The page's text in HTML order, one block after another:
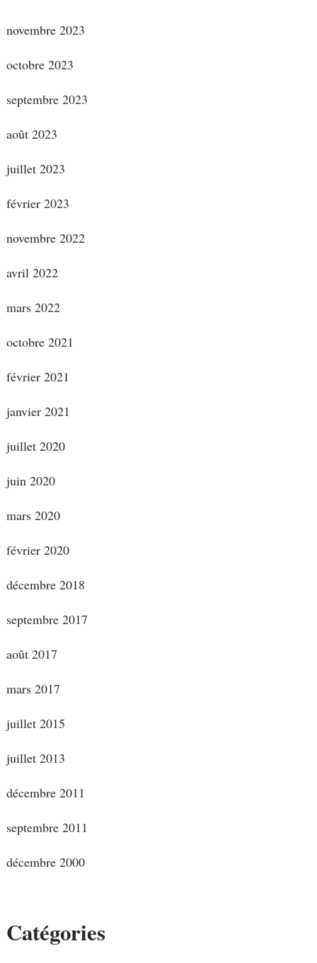
novembre 2023
octobre 2023
septembre 2023
août 2023
juillet 2023
février 2023
novembre 2022
avril 2022
mars 2022
octobre 2021
février 2021
janvier 2021
juillet 2020
juin 2020
mars 2020
février 2020
décembre 2018
septembre 2017
août 2017
mars 2017
juillet 2015
juillet 2013
décembre 2011
septembre 2011
décembre 2000
Catégories